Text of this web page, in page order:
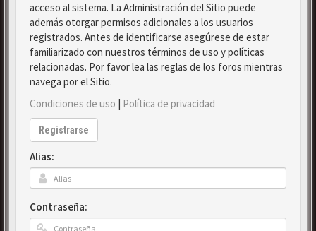
acceso al sistema. La Administración del Sitio puede
además otorgar permisos adicionales a los usuarios
registrados. Antes de identificarse asegúrese de estar
familiarizado con nuestros términos de uso y políticas
relacionadas. Por favor lea las reglas de los foros mientras
navega por el Sitio.
Condiciones de uso | Política de privacidad
Registrarse
Alias:
Contraseña: